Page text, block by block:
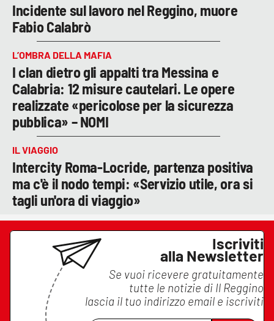
Incidente sul lavoro nel Reggino, muore
Fabio Calabrò
L’OMBRA DELLA MAFIA
I clan dietro gli appalti tra Messina e
Calabria: 12 misure cautelari. Le opere
realizzate «pericolose per la sicurezza
pubblica» – NOMI
IL VIAGGIO
Intercity Roma-Locride, partenza positiva
ma c'è il nodo tempi: «Servizio utile, ora si
tagli un'ora di viaggio»
Iscriviti
alla Newsletter
Se vuoi ricevere gratuitamente
tutte le notizie di Il Reggino
lascia il tuo indirizzo email e iscriviti